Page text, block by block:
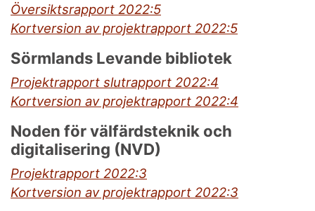
Översiktsrapport 2022:5
Kortversion av projektrapport 2022:5
Sörmlands Levande bibliotek
Projektrapport slutrapport 2022:4
Kortversion av projektrapport 2022:4
Noden för välfärdsteknik och
digitalisering (NVD)
Projektrapport 2022:3
Kortversion av projektrapport 2022:3